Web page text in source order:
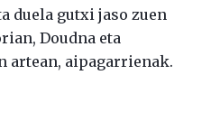
duela gutxi jaso zuen
Doudna eta
artean, aipagarrienak.